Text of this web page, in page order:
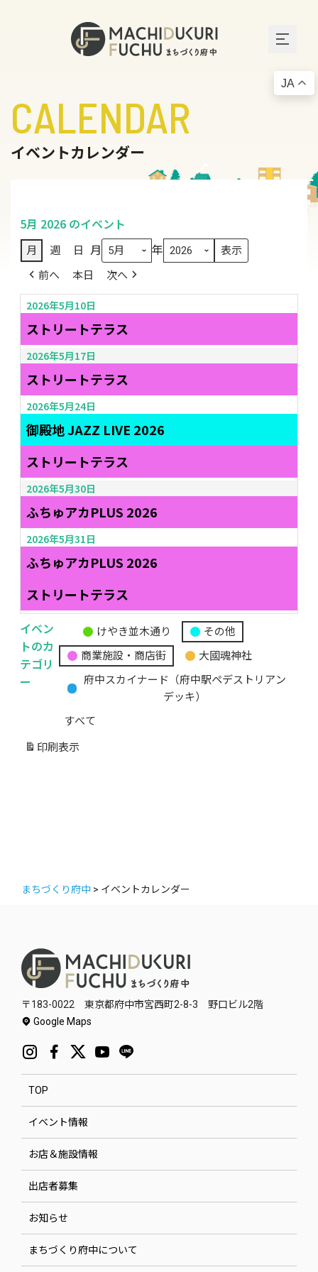
CALENDAR
イベントカレンダー
5月 2026 のイベント
月 週 日 月 年
前へ 本日 次へ
2026年5月10日
ストリートテラス
2026年5月17日
ストリートテラス
2026年5月24日
御殿地 JAZZ LIVE 2026
ストリートテラス
2026年5月30日
ふちゅアカPLUS 2026
2026年5月31日
ふちゅアカPLUS 2026
ストリートテラス
イベン
トのカ
テゴリ
ー
題
カ
ゴ
リ
けやき並木通り
その他
商業施設・商店街
大國魂神社
府中スカイナード（府中駅ペデストリアン
デッキ）
すべて
印刷 表示
まちづくり府中 > イベントカレンダー
〒183-0022 東京都府中市宮西町2-8-3 野口ビル2階
Google Maps
TOP
イベント情報
お店＆施設情報
出店者募集
お知らせ
まちづくり府中について
JA